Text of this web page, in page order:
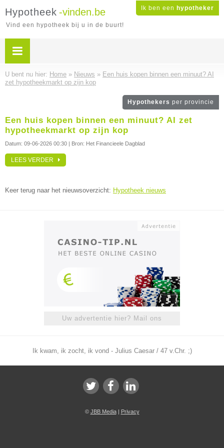
Ik ben een hypotheker
Hypotheek -vinden.be
Vind een hypotheek bij u in de buurt!
U bent nu hier: Home » Nieuws » Een huis kopen binnen een minuut? AI
zet hypotheekmarkt op zijn kop
Hypothekers per provincie
Een huis kopen binnen een minuut? AI zet
hypotheekmarkt op zijn kop
Datum: 09-06-2026 00:30 | Bron: Het Financieele Dagblad
LEES VERDER
Keer terug naar het nieuwsoverzicht: Hypotheek nieuws
Uw advertentie hier? Mail ons
Ik kwam, ik zocht, ik vond - Julius Caesar / 47 v.Chr. ;)
© JBB Media| Privacy